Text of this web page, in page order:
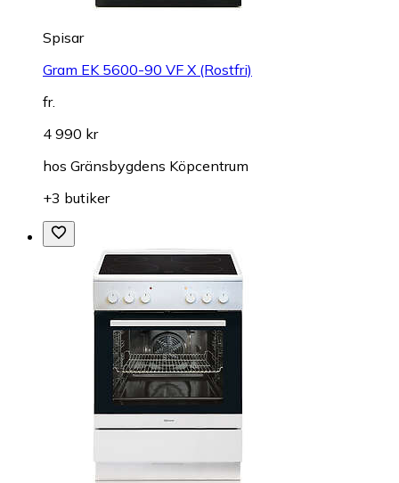
Spisar
Gram EK 5600-90 VF X (Rostfri)
fr.
4 990 kr
hos Gränsbygdens Köpcentrum
+3 butiker